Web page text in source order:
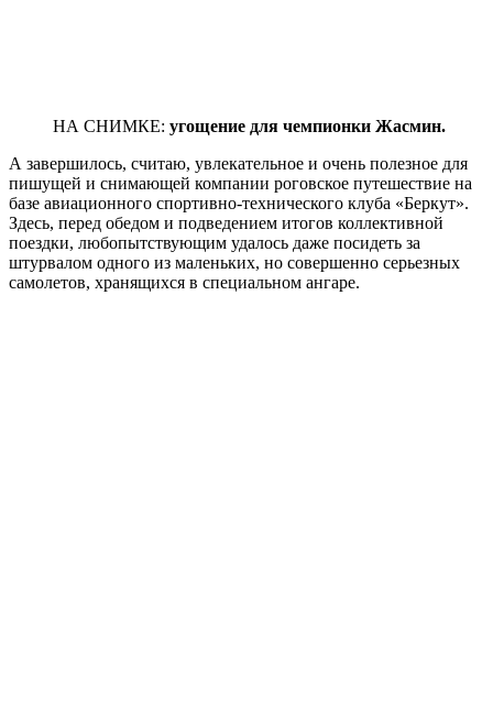
НА СНИМКЕ: угощение для чемпионки Жасмин.
А завершилось, считаю, увлекательное и очень полезное для
пишущей и снимающей компании роговское путешествие на
базе авиационного спортивно-технического клуба «Беркут».
Здесь, перед обедом и подведением итогов коллективной
поездки, любопытствующим удалось даже посидеть за
штурвалом одного из маленьких, но совершенно серьезных
самолетов, хранящихся в специальном ангаре.